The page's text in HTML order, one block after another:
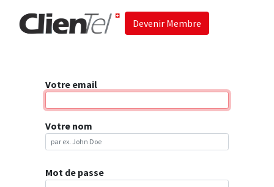
Devenir Membre
Votre email
Votre nom
Mot de passe